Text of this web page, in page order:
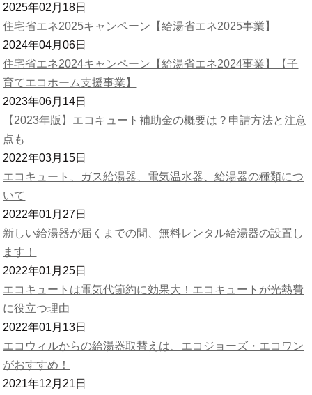
2025年02月18日
住宅省エネ2025キャンペーン【給湯省エネ2025事業】
2024年04月06日
住宅省エネ2024キャンペーン【給湯省エネ2024事業】【子
育てエコホーム支援事業】
2023年06月14日
【2023年版】エコキュート補助金の概要は？申請方法と注意
点も
2022年03月15日
エコキュート、ガス給湯器、電気温水器、給湯器の種類につ
いて
2022年01月27日
新しい給湯器が届くまでの間、無料レンタル給湯器の設置し
ます！
2022年01月25日
エコキュートは電気代節約に効果大！エコキュートが光熱費
に役立つ理由
2022年01月13日
エコウィルからの給湯器取替えは、エコジョーズ・エコワン
がおすすめ！
2021年12月21日